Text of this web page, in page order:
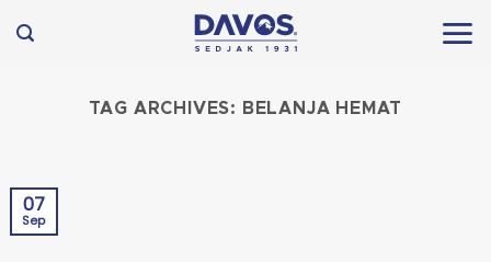
to
TAG ARCHIVES: BELANJA HEMAT
07
Sep